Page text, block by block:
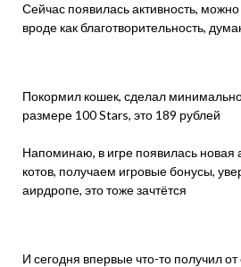
Сейчас появилась активность, можно
вроде как благотворительность,
Покормил кошек, сделал
размере 100 Stars, это 189 рублей
Напоминаю, в игре появилась новая
котов, получаем игровые бонусы,
аирдропе, это тоже зачтётся
И сегодня впервые что-то получил от